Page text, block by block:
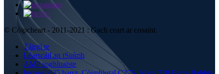
© Cóipcheart - 2011-2021 : Gach ceart ar cosaint.
Táirgí te
Léarscáil an tSuímh
AMP soghluaiste